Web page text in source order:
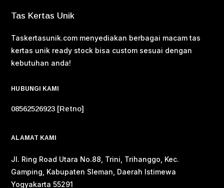
Tas Kertas Unik
Taskertasunik.com menyediakan berbagai macam tas
kertas unik ready stock bisa custom sesuai dengan
kebutuhan anda!
HUBUNGI KAMI
08562526923 [Retno]
ALAMAT KAMI
Jl. Ring Road Utara No.88, Trini, Trihanggo, Kec.
Gamping, Kabupaten Sleman, Daerah Istimewa
Yogyakarta 55291